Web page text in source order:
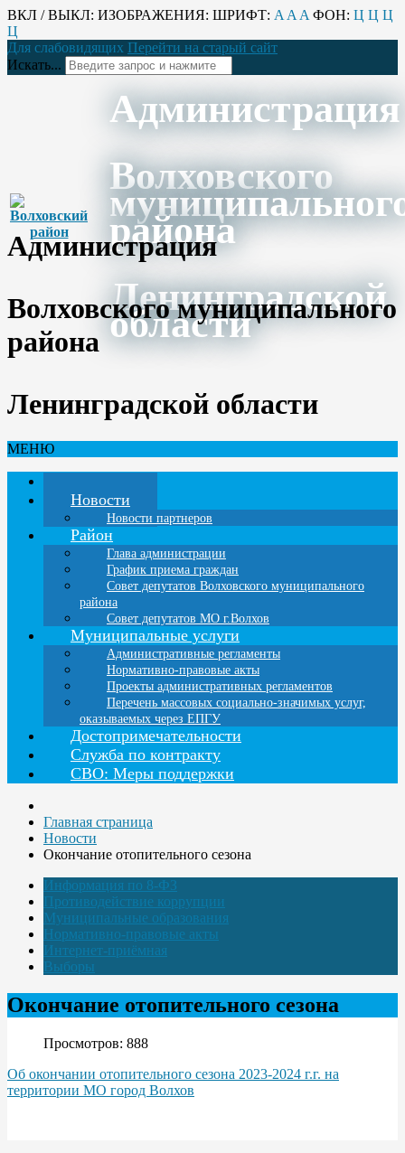
ВКЛ / ВЫКЛ: ИЗОБРАЖЕНИЯ: ШРИФТ: A A A ФОН: Ц Ц Ц
Ц
Для слабовидящих Перейти на старый сайт
Искать...
Администрация
Волховского
района
Ленинградской
области
Администрация
Волховского муниципального
района
Ленинградской области
МЕНЮ
Новости
Новости партнеров
Район
Глава администрации
График приема граждан
Совет депутатов Волховского муниципального
района
Совет депутатов МО г.Волхов
Муниципальные услуги
Административные регламенты
Нормативно-правовые акты
Проекты административных регламентов
Перечень массовых социально-значимых услуг,
оказываемых через ЕПГУ
Достопримечательности
Служба по контракту
СВО: Меры поддержки
Главная страница
Новости
Окончание отопительного сезона
Информация по 8-ФЗ
Противодействие коррупции
Муниципальные образования
Нормативно-правовые акты
Интернет-приёмная
Выборы
Окончание отопительного сезона
Просмотров: 888
Об окончании отопительного сезона 2023-2024 г.г. на
территории МО город Волхов